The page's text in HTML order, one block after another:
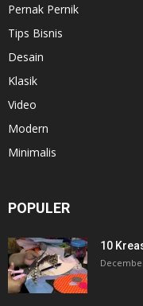
Pernak Pernik
Tips Bisnis
Desain
Klasik
Video
Modern
Minimalis
POPULER
10